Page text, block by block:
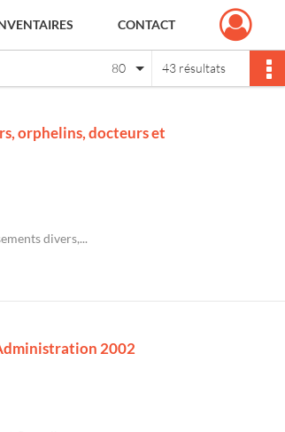
CONTACT
43 résultats
80
orphelins, docteurs et
divers,...
2002